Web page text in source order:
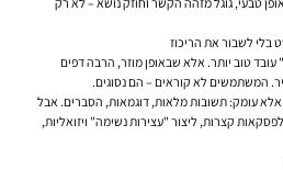
בלי לשבור את הריכוז
עובד טוב יותר. אלא שבאופן מוזר, הרבה דפים
המשתמשים לא קוראים – הם נסוגים.
אלא עומק: תשובות מלאות, דוגמאות, הסברים. אבל
קצרות, ליצור "עצירות נשימה" ויזואליות,